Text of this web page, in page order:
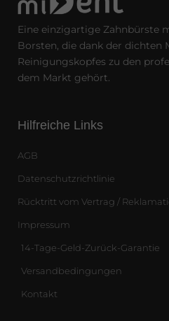
Eine einzigartige Zahnbürste
Borsten, die dank der dichten
Reinigungskopfes zu den
dem Markt gehört.
Hilfreiche Links
AGB
Datenschutzrichtlinie
Rücktritt vom Vertrag /
Impressum
14-Tage-Geld-Zurück-Garantie
Versandbedingungen
Kontakt